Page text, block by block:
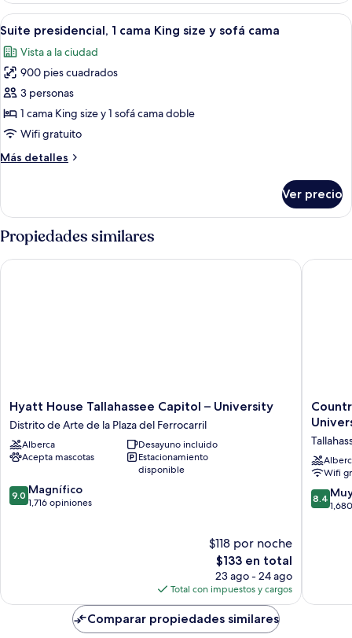
habitación
Abrir
todas
las
fotos
de
Suite
presidencial,
cama
y
sofá
cama
Un moderno comedor con un amplio
7
Suite presidencial, 1 cama King size y sofá cama
Vista a la ciudad
900 pies cuadrados
3 personas
1 cama King size y 1 sofá cama doble
Wifi gratuito
Más detalles
Más
presidencial,
1
cama
King
size
Ver precio
Propiedades similares
Hyatt
House
Tallahassee
Capitol
–
Distrito
de
Hyatt House Tallahassee Capitol – University
Distrito de Arte de la Plaza del Ferrocarril
Alberca
Desayuno incluido
Acepta mascotas
Estacionamiento
disponible
9.0
de
9.0 Magnífico
1,716 opiniones
$118 por noche
El
precio
actual
es
de
$133
$133 en total
23 ago - 24 ago
Total con impuestos y cargos
Hyatt House Tallahassee Capitol – University
Country
Inn
Suites
by
Wifi
8.4
de
8.4
Country
Comparar propiedades similares